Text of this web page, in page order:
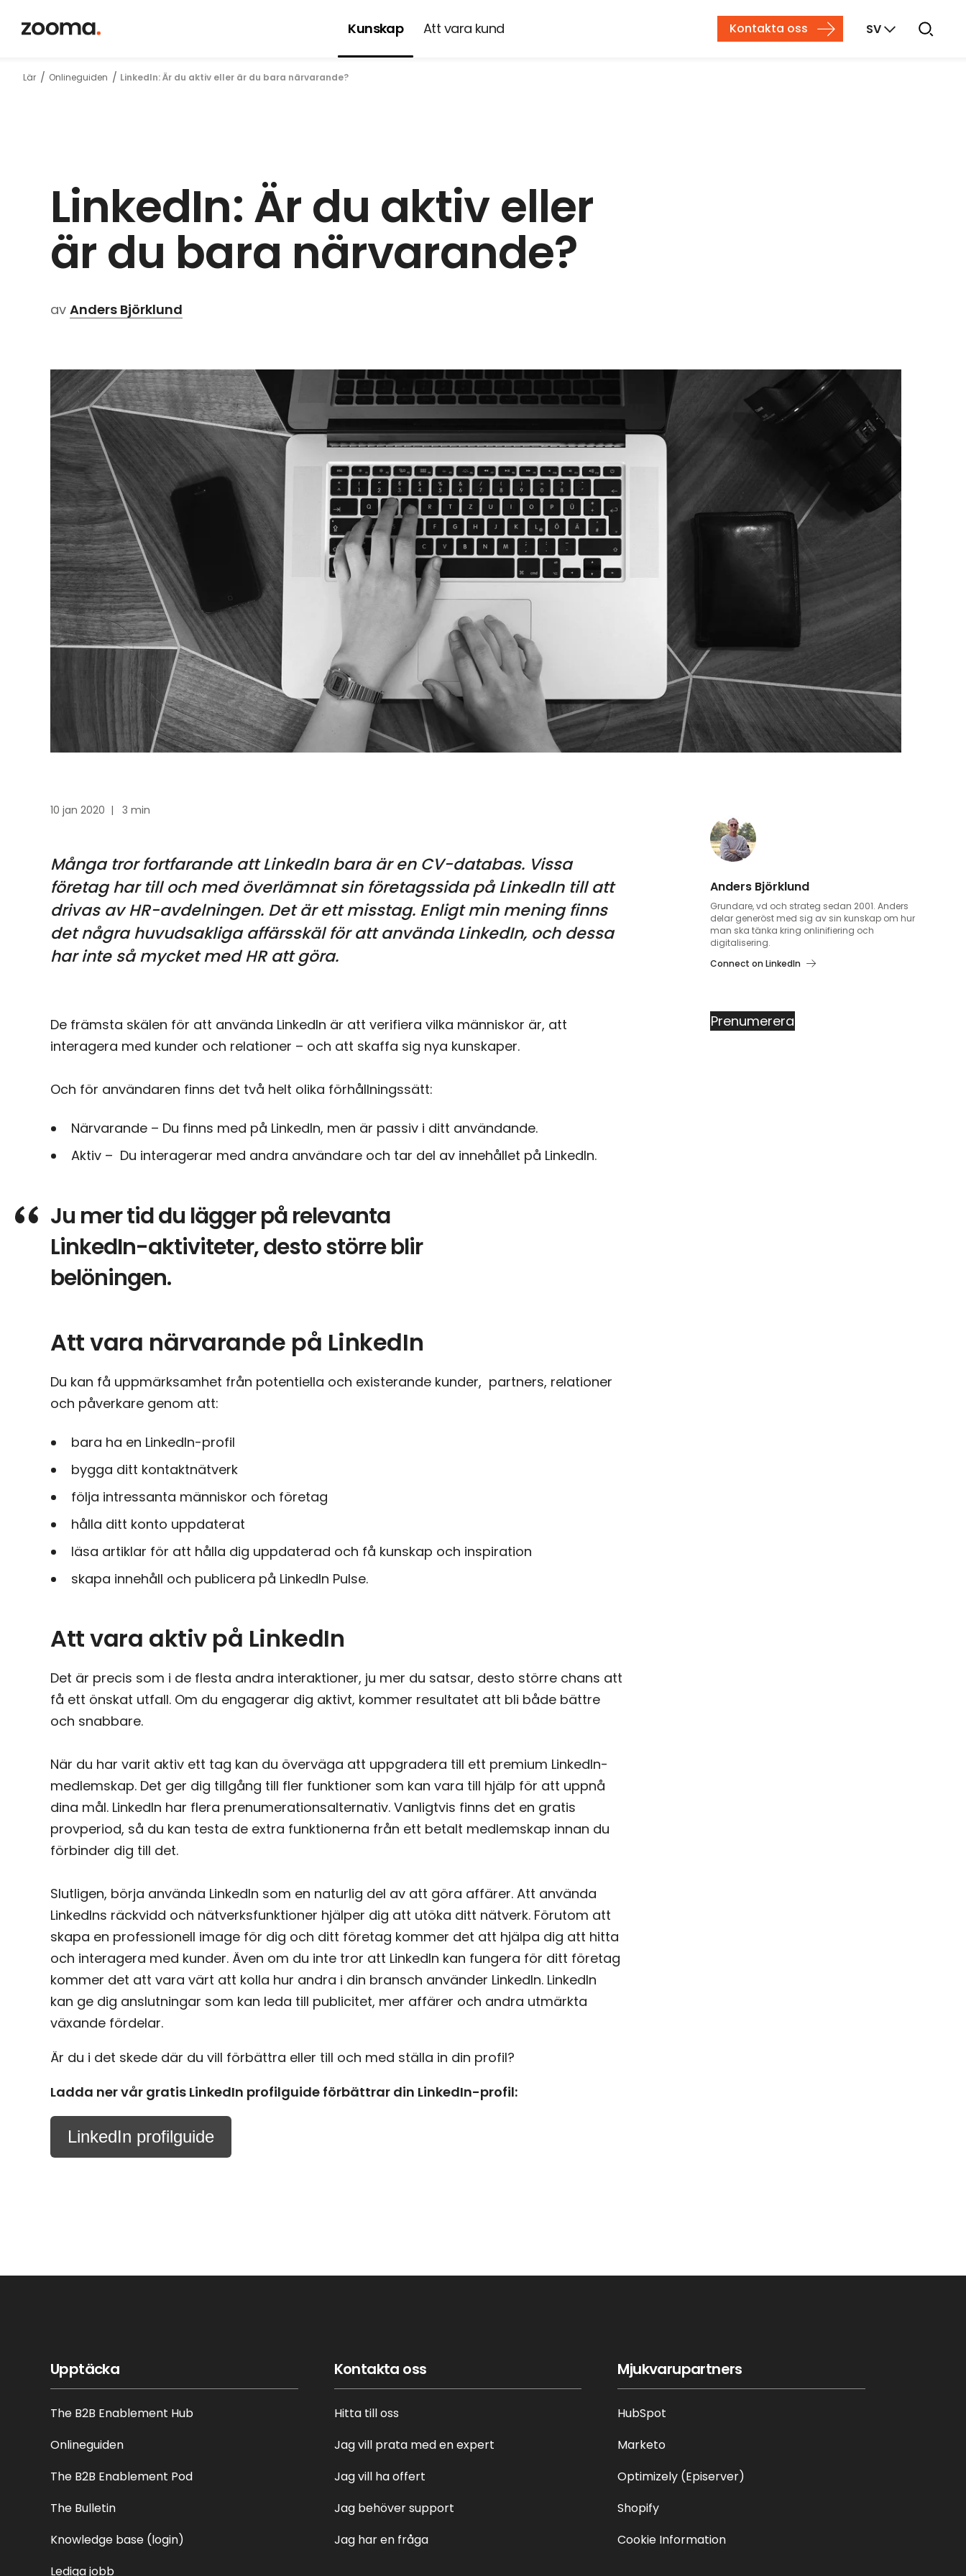
Kunskap Att vara kund Kontakta oss SV
Lär Onlineguiden LinkedIn: Är du aktiv eller är du bara närvarande?
LinkedIn: Är du aktiv eller
är du bara närvarande?
av Anders Björklund
10 jan 2020 | 3 min
Många tror fortfarande att LinkedIn bara är en CV-databas. Vissa
företag har till och med överlämnat sin företagssida på LinkedIn till att
drivas av HR-avdelningen. Det är ett misstag. Enligt min mening finns
det några huvudsakliga affärsskäl för att använda LinkedIn, och dessa
har inte så mycket med HR att göra.
De främsta skälen för att använda LinkedIn är att verifiera vilka människor är, att
interagera med kunder och relationer – och att skaffa sig nya kunskaper.
Och för användaren finns det två helt olika förhållningssätt:
Närvarande – Du finns med på LinkedIn, men är passiv i ditt användande.
Aktiv – Du interagerar med andra användare och tar del av innehållet på LinkedIn.
Ju mer tid du lägger på relevanta
LinkedIn-aktiviteter, desto större blir
belöningen.
Att vara närvarande på LinkedIn
Du kan få uppmärksamhet från potentiella och existerande kunder, partners, relationer
och påverkare genom att:
bara ha en LinkedIn-profil
bygga ditt kontaktnätverk
följa intressanta människor och företag
hålla ditt konto uppdaterat
läsa artiklar för att hålla dig uppdaterad och få kunskap och inspiration
skapa innehåll och publicera på LinkedIn Pulse.
Att vara aktiv på LinkedIn
Det är precis som i de flesta andra interaktioner, ju mer du satsar, desto större chans att
få ett önskat utfall. Om du engagerar dig aktivt, kommer resultatet att bli både bättre
och snabbare.
När du har varit aktiv ett tag kan du överväga att uppgradera till ett premium LinkedIn-
medlemskap. Det ger dig tillgång till fler funktioner som kan vara till hjälp för att uppnå
dina mål. LinkedIn har flera prenumerationsalternativ. Vanligtvis finns det en gratis
provperiod, så du kan testa de extra funktionerna från ett betalt medlemskap innan du
förbinder dig till det.
Slutligen, börja använda LinkedIn som en naturlig del av att göra affärer. Att använda
LinkedIns räckvidd och nätverksfunktioner hjälper dig att utöka ditt nätverk. Förutom att
skapa en professionell image för dig och ditt företag kommer det att hjälpa dig att hitta
och interagera med kunder. Även om du inte tror att LinkedIn kan fungera för ditt företag
kommer det att vara värt att kolla hur andra i din bransch använder LinkedIn. LinkedIn
kan ge dig anslutningar som kan leda till publicitet, mer affärer och andra utmärkta
växande fördelar.
Är du i det skede där du vill förbättra eller till och med ställa in din profil?
Ladda ner vår gratis LinkedIn profilguide förbättrar din LinkedIn-profil:
LinkedIn profilguide
Anders Björklund
Grundare, vd och strateg sedan 2001. Anders
delar generöst med sig av sin kunskap om hur
man ska tänka kring onlinifiering och
digitalisering.
Connect on LinkedIn
Prenumerera
Tankar, fakta
Upptäcka
The B2B Enablement Hub
Onlineguiden
The B2B Enablement Pod
The Bulletin
Knowledge base (login)
Lediga jobb
Kontakta oss
Hitta till oss
Jag vill prata med en expert
Jag vill ha offert
Jag behöver support
Jag har en fråga
Mjukvarupartners
HubSpot
Marketo
Optimizely (Episerver)
Shopify
Cookie Information